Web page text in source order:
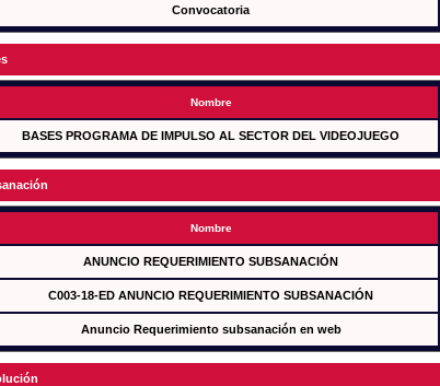
Convocatoria
Nombre
BASES PROGRAMA DE IMPULSO AL SECTOR DEL VIDEOJUEGO
Nombre
ANUNCIO REQUERIMIENTO SUBSANACIÓN
C003-18-ED ANUNCIO REQUERIMIENTO SUBSANACIÓN
Anuncio Requerimiento subsanación en web